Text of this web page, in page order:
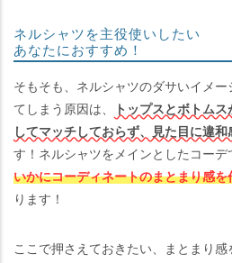
ネルシャツを主役使いしたい
あなたにおすすめ！
そもそも、ネルシャツのダサいイメ
てしまう原因は、
トップスとボトム
してマッチしておらず、見た目に違
す！ネルシャツをメインとしたコーデ
いかにコーディネートのまとまり感を
ります！
ここで押さえておきたい、まとまり